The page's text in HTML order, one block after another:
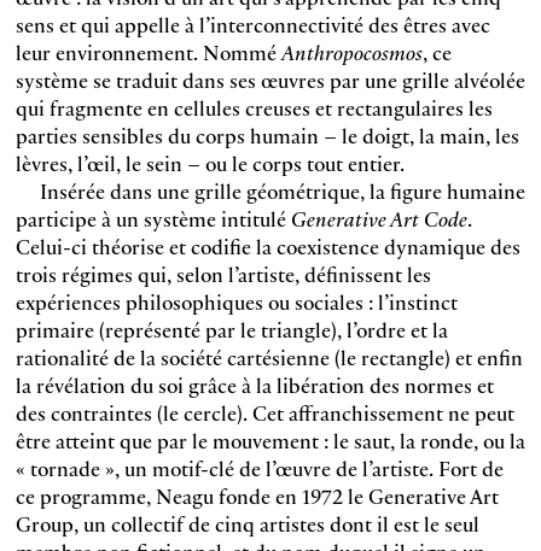
sens et qui appelle à l’interconnectivité des êtres avec
leur environnement. NomméAnthropocosmos, ce
système se traduit dans ses œuvres par une grille alvéolée
qui fragmente en cellules creuses et rectangulaires les
parties sensibles du corps humain – le doigt, la main, les
lèvres, l’œil, le sein – ou le corps tout entier.
Insérée dans une grille géométrique, la figure humaine
participe à un système intitulé Generative Art Code.
Celui-ci théorise et codifie la coexistence dynamique des
trois régimes qui, selon l’artiste, définissent les
expériences philosophiques ou sociales : l’instinct
primaire (représenté par le triangle), l’ordre et la
rationalité de la société cartésienne (le rectangle) et enfin
la révélation du soi grâce à la libération des normes et
des contraintes (le cercle). Cet affranchissement ne peut
être atteint que par le mouvement : le saut, la ronde, ou la
« tornade », un motif-clé de l’œuvre de l’artiste. Fort de
ce programme, Neagu fonde en 1972 le Generative Art
Group, un collectif de cinq artistes dont il est le seul